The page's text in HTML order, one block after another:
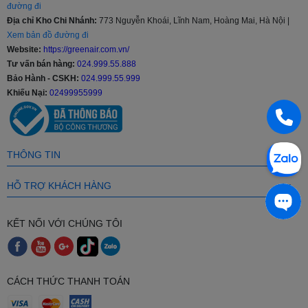
- Nếu Khách Hàng có nhu cầu mua Điều hòa 9000 BTU với số
lượng lớn hoặc các Đại Lý bán buôn - bán lẻ vui lòng liên hệ đến số
Hotline: 024 999 55 888 để nhận được mức giá ưu đãi "hấp dẫn"
nhất cùng các chính sách hỗ trợ.
- Khách hàng là nhà thầu, Xây dựng công trình lớn muốn hỗ trợ về
thiết kế, tư vấn về kỹ thuật, đưa ra các giải pháp tối ưu nhất cũng
như cần kỹ thuật viên thi công lắp đặt tại công trình vui lòng Liên
Hệ: 024 999 55 888 để được hỗ trợ.
đường đi
Địa chỉ Kho Chi Nhánh: 773 Nguyễn Khoái, Lĩnh Nam, Hoàng Mai, Hà Nội |
Xem bản đồ đường đi
Website: https://greenair.com.vn/
Tư vấn bán hàng: 024.999.55.888
Bảo Hành - CSKH: 024.999.55.999
Khiếu Nại: 02499955999
THÔNG TIN
HỖ TRỢ KHÁCH HÀNG
KẾT NỐI VỚI CHÚNG TÔI
CÁCH THỨC THANH TOÁN